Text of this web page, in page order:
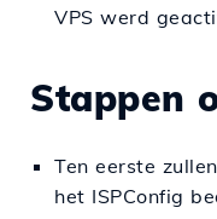
VPS werd
Stappen
Ten eerste
het ISPConfig